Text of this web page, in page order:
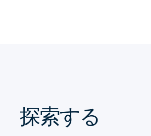
探索する